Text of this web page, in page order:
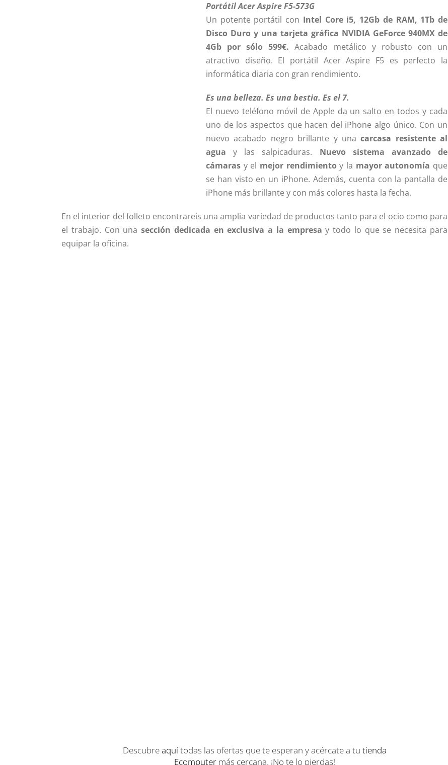
Portátil Acer Aspire F5-573G
Un potente portátil con Intel Core i5, 12Gb de RAM, 1Tb de
Disco Duro y una tarjeta gráfica NVIDIA GeForce 940MX de
4Gb por sólo 599€. Acabado metálico y robusto con un
atractivo diseño. El portátil Acer Aspire F5 es perfecto la
informática diaria con gran rendimiento.
Es una belleza. Es una bestia. Es el 7.
El nuevo teléfono móvil de Apple da un salto en todos y cada
uno de los aspectos que hacen del iPhone algo único. Con un
nuevo acabado negro brillante y unacarcasa resistente al
agua y las salpicaduras. Nuevo sistema avanzado de
cámaras y el mejor rendimiento y la mayor autonomía que
se han visto en un iPhone. Además, cuenta con la pantalla de
iPhone más brillante y con más colores hasta la fecha.
En el interior del folleto encontrareis una amplia variedad de productos tanto para el ocio como para
el trabajo. Con unasección dedicada en exclusiva a la empresa y todo lo que se necesita para
equipar la oficina.
Descubreaquítodas las ofertas que te esperan y acércate a tu tienda
Ecomputermás cercana. ¡No te lo pierdas!